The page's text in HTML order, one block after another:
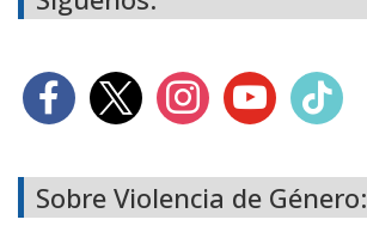
Sobre Violencia de Género: